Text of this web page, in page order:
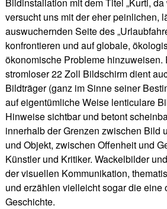
versucht uns mit der eher peinlichen,
auswuchernden Seite des
konfrontieren und auf globale,
ökonomische Probleme hinzuweisen.
stromloser 22 Zoll Bildschirm dient
Bildträger (ganz im Sinne seiner
auf eigentümliche Weise lenticulare
Hinweise sichtbar und betont
innerhalb der Grenzen zwischen Bild
und Objekt, zwischen Offenheit und
Künstler und Kritiker. Wackelbilder
der visuellen Kommunikation,
und erzählen vielleicht sogar die eine
Geschichte.